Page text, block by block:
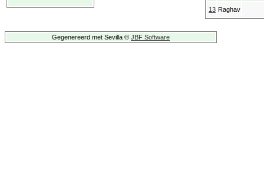
13 Raghav
Gegenereerd met Sevilla © JBF Software